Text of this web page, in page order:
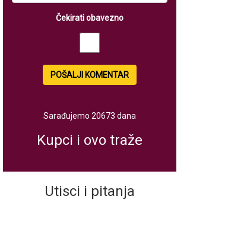
Čekirati obavezno
POŠALJI KOMENTAR
Sarađujemo 20673 dana
Kupci i ovo traže
Utisci i pitanja